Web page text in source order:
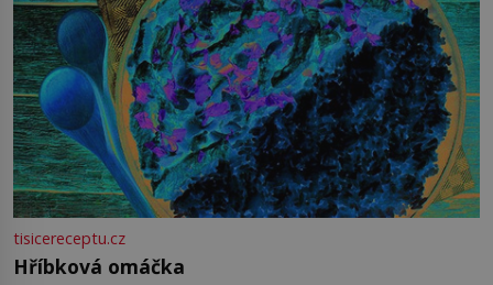
tisicereceptu.cz
Hříbková omáčka